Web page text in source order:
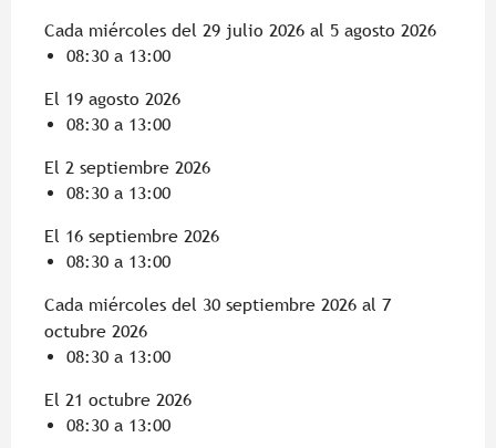
Cada miércoles del 29 julio 2026 al 5 agosto 2026
08:30 a 13:00
El 19 agosto 2026
08:30 a 13:00
El 2 septiembre 2026
08:30 a 13:00
El 16 septiembre 2026
08:30 a 13:00
Cada miércoles del 30 septiembre 2026 al 7
octubre 2026
08:30 a 13:00
El 21 octubre 2026
08:30 a 13:00